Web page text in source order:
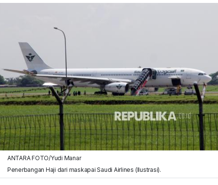
ANTARA FOTO/Yudi Manar
Penerbangan Haji dari maskapai Saudi Airlines (Ilustrasi).